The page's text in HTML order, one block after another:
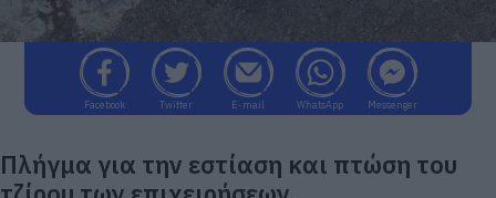
Facebook Twitter E-mail WhatsApp Messenger
Πλήγμα για την εστίαση και πτώση του